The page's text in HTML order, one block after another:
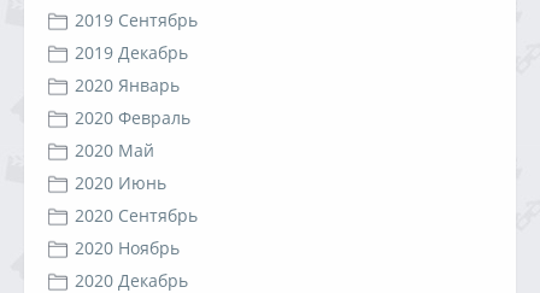
2019 Сентябрь
2019 Декабрь
2020 Январь
2020 Февраль
2020 Май
2020 Июнь
2020 Сентябрь
2020 Ноябрь
2020 Декабрь